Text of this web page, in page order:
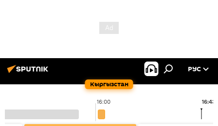
Кыргызстан
РУС
16:00 16:43